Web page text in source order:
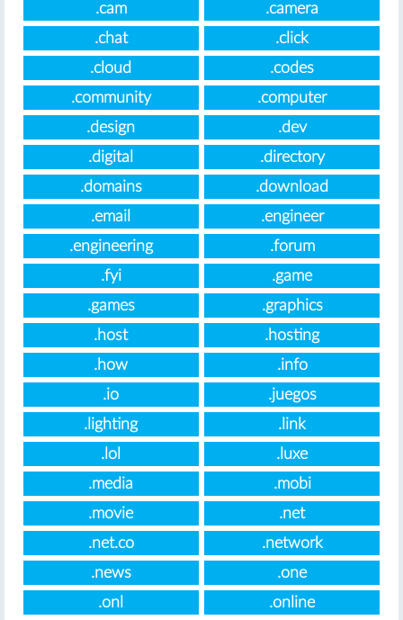
.cam
.camera
.chat
.click
.cloud
.codes
.community
.computer
.design
.dev
.digital
.directory
.domains
.download
.email
.engineer
.engineering
.forum
.fyi
.game
.games
.graphics
.host
.hosting
.how
.info
.io
.juegos
.lighting
.link
.lol
.luxe
.media
.mobi
.movie
.net
.net.co
.network
.news
.one
.onl
.online